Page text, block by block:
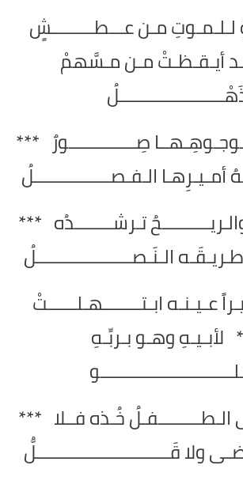
مـن عـــطـــــــــشٍ
أيـقـظـتْ مـن مـسَّهمْ
صِــــــــــــــورٌ ***
الـفـصــــــــــــــــلُ
تـرشــــــــدُه ***
الـنَـصــــــــــــــــــــلُ
عـيـنـه ابـتــــــــهـلــــــتْ
وهـو بـربِّـهِ
خُـذه فــلا ***
ولا قَــــــــــــــــــــــــــــلُّ